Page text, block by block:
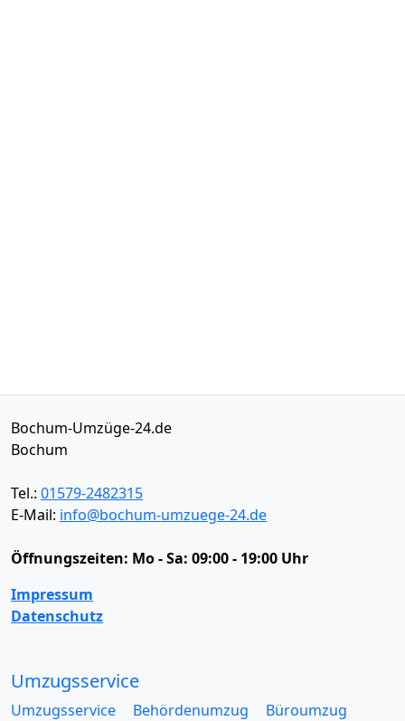
Bochum-Umzüge-24.de
Bochum
Tel.: 01579-2482315
E-Mail: info@bochum-umzuege-24.de
Öffnungszeiten: Mo - Sa: 09:00 - 19:00 Uhr
Impressum
Datenschutz
Umzugsservice
Umzugsservice Behördenumzug
Büroumzug